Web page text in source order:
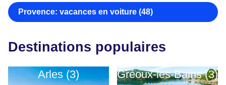
Provence: vacances en voiture (48)
Destinations populaires
Arles (3) Gréoux-les-Bains (3)